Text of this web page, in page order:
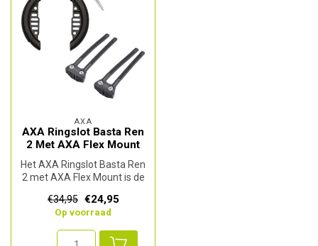
AXA
AXA Ringslot Basta Ren
2 Met AXA Flex Mount
Het AXA Ringslot Basta Ren
2 met AXA Flex Mount is de
€34,95 €24,95
Op voorraad